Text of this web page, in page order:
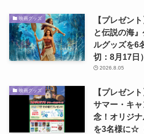
映画グッズ
【プレゼン
と伝説の海
ルグッズを6
切：8月17日）
2026.8.05
映画グッズ
【プレゼン
サマー・キ
念！オリジ
を3名様に☆